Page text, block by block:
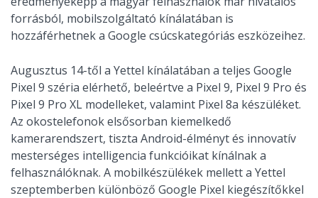
forrásból, mobilszolgáltató kínálatában is
hozzáférhetnek a Google csúcskategóriás eszközeihez.
Augusztus 14-től a Yettel kínálatában a teljes Google
Pixel 9 széria elérhető, beleértve a Pixel 9, Pixel 9 Pro és
Pixel 9 Pro XL modelleket, valamint Pixel 8a készüléket.
Az okostelefonok elsősorban kiemelkedő
kamerarendszert, tiszta Android-élményt és innovatív
mesterséges intelligencia funkcióikat kínálnak a
felhasználóknak. A mobilkészülékek mellett a Yettel
szeptemberben különböző Google Pixel kiegészítőkkel